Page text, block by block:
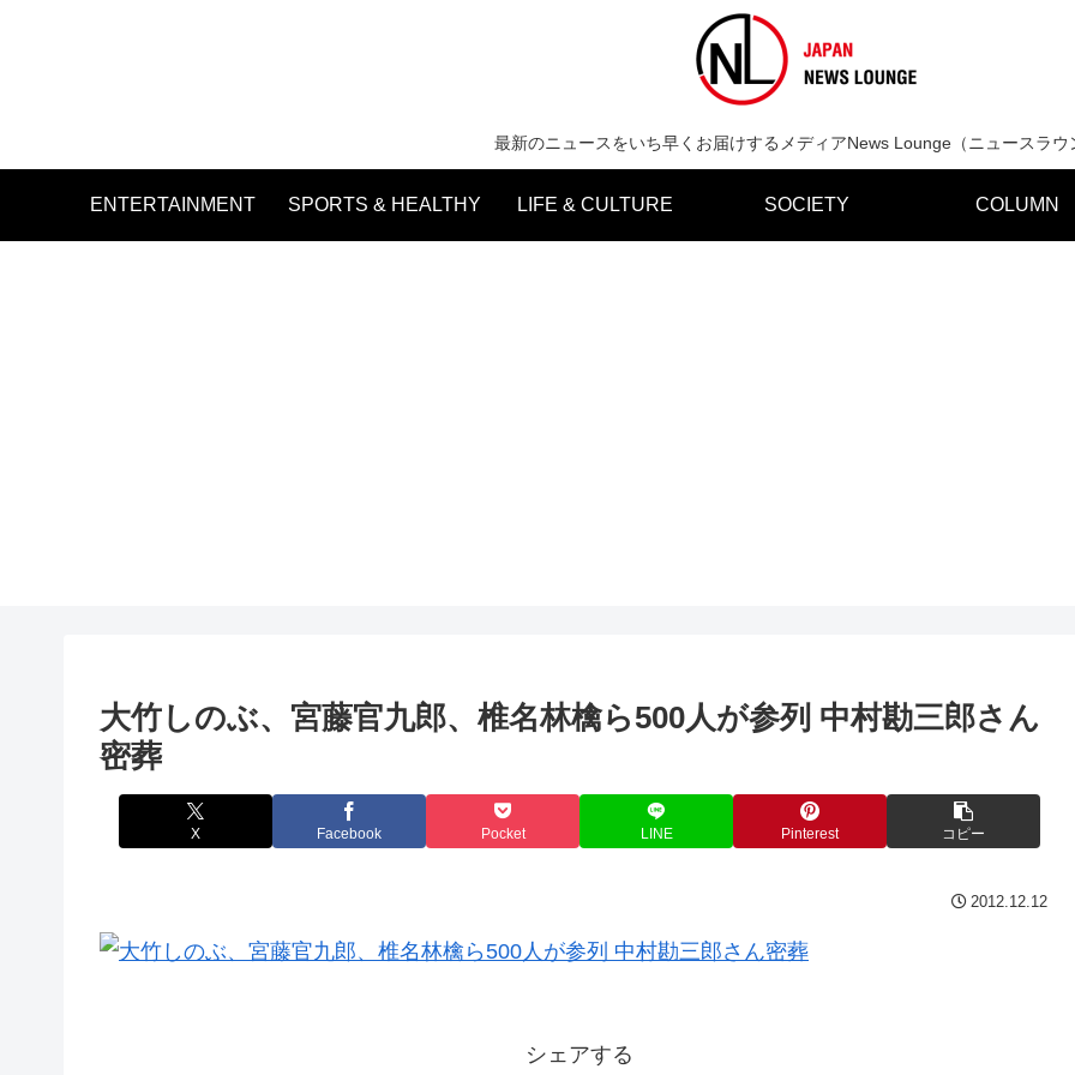
最新のニュースをいち早くお届けするメディアNews Lounge（ニュースラウ
ENTERTAINMENT SPORTS & HEALTHY LIFE & CULTURE SOCIETY COLUMN
大竹しのぶ、宮藤官九郎、椎名林檎ら500人が参列 中村勘三郎さん
密葬
X Facebook Pocket LINE Pinterest コピー
2012.12.12
シェアする